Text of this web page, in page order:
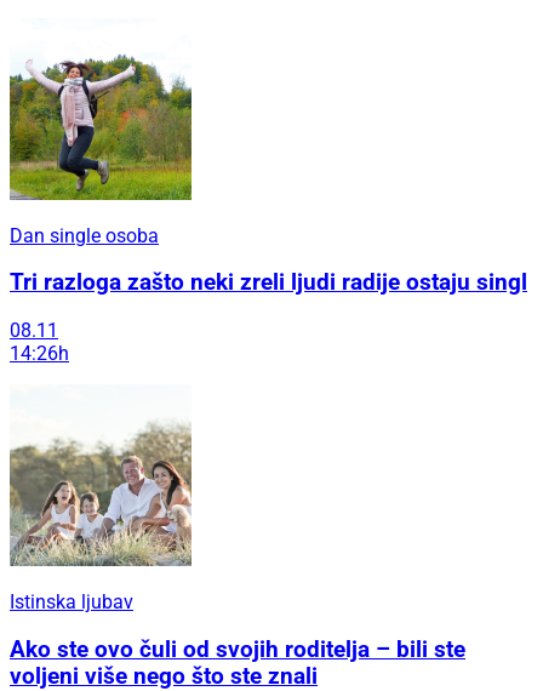
Dan single osoba
Tri razloga zašto neki zreli ljudi radije ostaju singl
08.11
14:26h
Istinska ljubav
Ako ste ovo čuli od svojih roditelja – bili ste
voljeni više nego što ste znali